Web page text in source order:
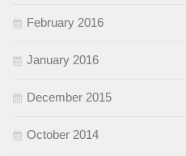
February 2016
January 2016
December 2015
October 2014